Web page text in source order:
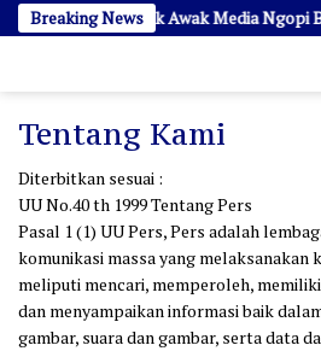
Langsung
ke
Breaking News
Yenni Diarty Ajak Awak Media Ngopi
Tentang Kami
Diterbitkan sesuai :
UU No.40 th 1999 Tentang Pers
Pasal 1 (1) UU Pers, Pers adalah
komunikasi massa yang melaksanakan
meliputi mencari, memperoleh,
dan menyampaikan informasi baik
gambar, suara dan gambar, serta data